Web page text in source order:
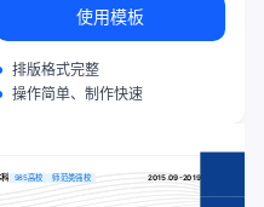
使用模板
排版格式完整
操作简单、制作快速
985高校 师范类强校
2015.09-2019.06